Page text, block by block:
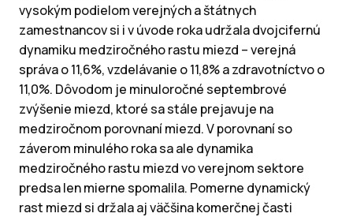
vysokým podielom verejných a štátnych
zamestnancov si i v úvode roka udržala dvojcifernú
dynamiku medziročného rastu miezd – verejná
správa o 11,6%, vzdelávanie o 11,8% a zdravotníctvo o
11,0%. Dôvodom je minuloročné septembrové
zvýšenie miezd, ktoré sa stále prejavuje na
medziročnom porovnaní miezd. V porovnaní so
záverom minulého roka sa ale dynamika
medziročného rastu miezd vo verejnom sektore
predsa len mierne spomalila. Pomerne dynamický
rast miezd si držala aj väčšina komerčnej časti